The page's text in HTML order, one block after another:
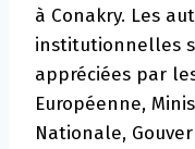
à Conakry. Les
institutionnelles
appréciées par
Européenne,
Nationale,